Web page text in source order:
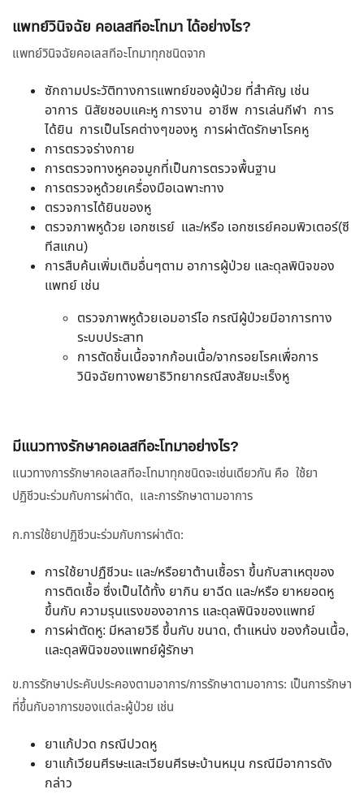
แพทย์วินิจฉัย คอเลสทีอะโทมา ได้อย่างไร?
แพทย์วินิจฉัยคอเลสทีอะโทมาทุกชนิดจาก
ซักถามประวัติทางการแพทย์ของผู้ป่วย ที่สำคัญ เช่น
อาการ นิสัยชอบแคะหู การงาน อาชีพ การเล่นกีฬา การ
ได้ยิน การเป็นโรคต่างๆของหู การผ่าตัดรักษาโรคหู
การตรวจร่างกาย
การตรวจทางหูคอจมูกที่เป็นการตรวจพื้นฐาน
การตรวจหูด้วยเครื่องมือเฉพาะทาง
ตรวจการได้ยินของหู
ตรวจภาพหูด้วย เอกซเรย์ และ/หรือ เอกซเรย์คอมพิวเตอร์(ซี
ทีสแกน)
การสืบค้นเพิ่มเติมอื่นๆตาม อาการผู้ป่วย และดุลพินิจของ
แพทย์ เช่น
ตรวจภาพหูด้วยเอมอาร์ไอ กรณีผู้ป่วยมีอาการทาง
ระบบประสาท
การตัดชิ้นเนื้อจากก้อนเนื้อ/จากรอยโรคเพื่อการ
วินิจฉัยทางพยาธิวิทยากรณีสงสัยมะเร็งหู
มีแนวทางรักษาคอเลสทีอะโทมาอย่างไร?
แนวทางการรักษาคอเลสทีอะโทมาทุกชนิดจะเช่นเดียวกัน คือ ใช้ยา
ปฏิชีวนะร่วมกับการผ่าตัด, และการรักษาตามอาการ
ก.การใช้ยาปฏิชีวนะร่วมกับการผ่าตัด:
การใช้ยาปฏืชีวนะ และ/หรือยาต้านเชื้อรา ขึ้นกับสาเหตุของ
การติดเชื้อ ซึ่งเป็นได้ทั้ง ยากิน ยาฉีด และ/หรือ ยาหยอดหู
ขึ้นกับ ความรุนแรงของอาการ และดุลพินิจของแพทย์
การผ่าตัดหู: มีหลายวิธี ขึ้นกับ ขนาด, ตำแหน่ง ของก้อนเนื้อ,
และดุลพินิจของแพทย์ผู้รักษา
ข.การรักษาประคับประคองตามอาการ/การรักษาตามอาการ: เป็นการรักษา
ที่ขึ้นกับอาการของแต่ละผู้ป่วย เช่น
ยาแก้ปวด กรณีปวดหู
ยาแก้เวียนศีรษะและเวียนศีรษะบ้านหมุน กรณีมีอาการดัง
กล่าว